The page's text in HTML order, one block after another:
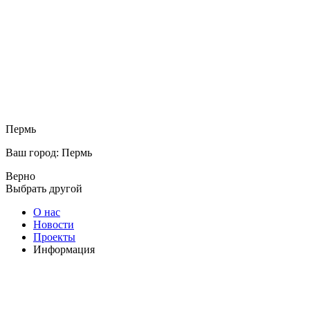
Пермь
Ваш город: Пермь
Верно
Выбрать другой
О нас
Новости
Проекты
Информация